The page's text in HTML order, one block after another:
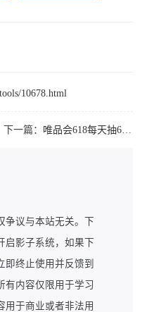
10678.html
下一篇： 唯品会618每天抽6.18亓红包
争议与本站无关。下
启影子系统，如果下
即终止使用并反馈到
有内容仅限用于学习
用于商业或者非法用